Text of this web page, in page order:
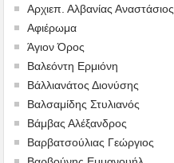
Αρχιεπ. Αλβανίας Αναστάσιος
Αφιέρωμα
Άγιον Όρος
Βαλεόντη Ερμιόνη
Βάλλιανάτος Διονύσης
Βαλσαμίδης Στυλιανός
Βάμβας Αλέξανδρος
Βαρβατσούλιας Γεώργιος